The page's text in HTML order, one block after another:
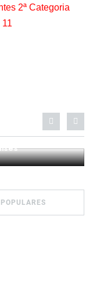
2ª Categoria
POPULARES